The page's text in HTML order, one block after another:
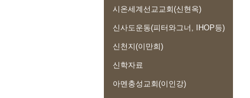
시온세계선교교회(신현옥)
신사도운동(피터와그너, IHOP등)
신천지(이만희)
신학자료
아멘충성교회(이인강)